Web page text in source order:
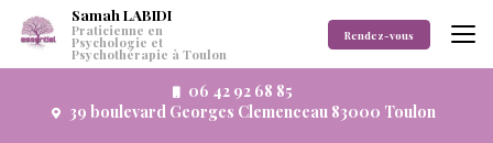
Aller
06 42 92 68 85
39 boulevard Georges Clemenceau 83000 Toulon
Samah LABIDI
Praticienne en
Psychologie et
Psychothérapie à Toulon
Rendez-vous